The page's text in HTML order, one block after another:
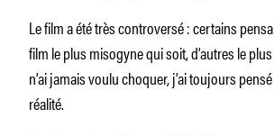
Le film a été très controversé : certains
film le plus misogyne qui soit, d’autres le
n’ai jamais voulu choquer, j’ai toujours
réalité.